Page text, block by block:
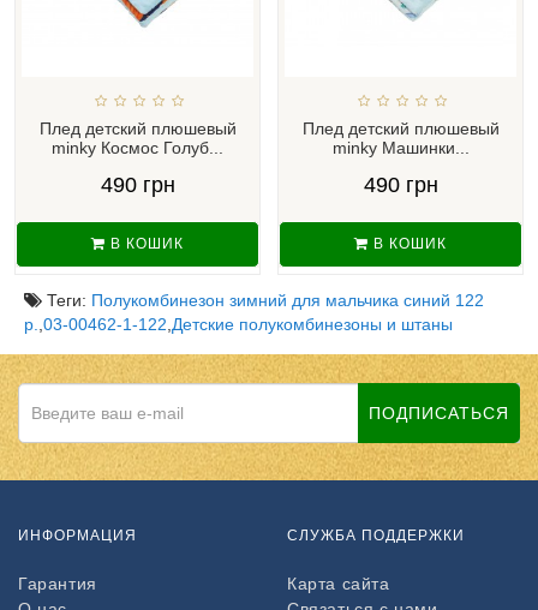
Плед детский плюшевый
minky Космос Голуб...
490 грн
В КОШИК
Плед детский плюшевый
minky Машинки...
490 грн
В КОШИК
Теги: Полукомбинезон зимний для мальчика синий 122
р. 03-00462-1-122 Детские полукомбинезоны и штаны
ПОДПИСАТЬСЯ
ИНФОРМАЦИЯ
Гарантия
СЛУЖБА ПОДДЕРЖКИ
Карта сайта